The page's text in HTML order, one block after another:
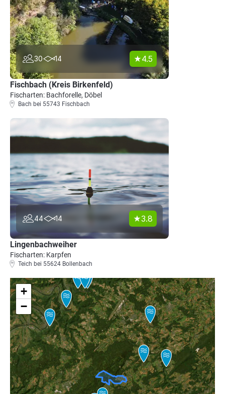
30 14 4.5
Fischbach (Kreis Birkenfeld)
Fischarten: Bachforelle, Döbel
Bach bei 55743 Fischbach
44 14 3.8
Lingenbachweiher
Fischarten: Karpfen
Teich bei 55624 Bollenbach
+
−